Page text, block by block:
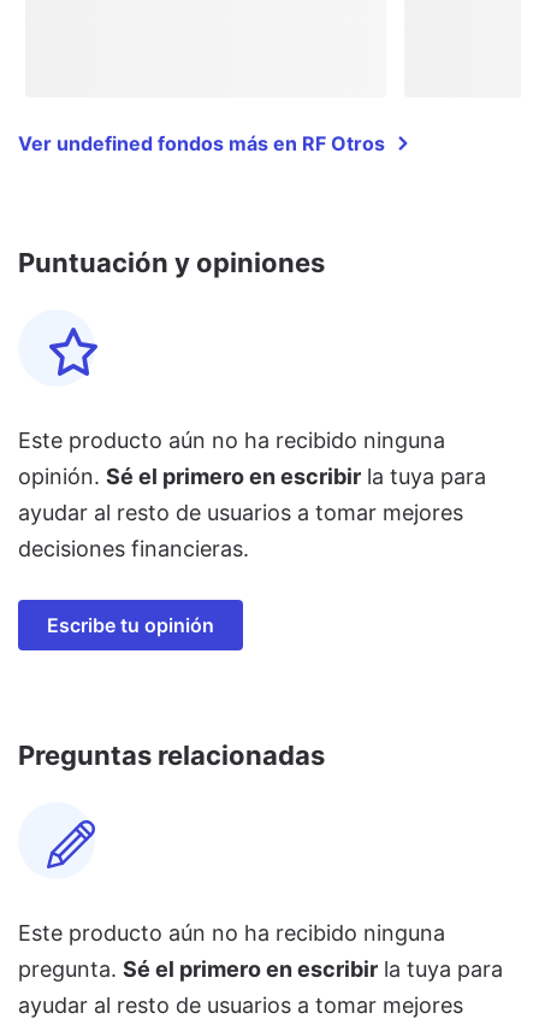
Ver undefined fondos más en RF Otros
Puntuación y opiniones
Este producto aún no ha recibido ninguna
opinión. Sé el primero en escribir la tuya para
ayudar al resto de usuarios a tomar mejores
decisiones financieras.
Escribe tu opinión
Preguntas relacionadas
Este producto aún no ha recibido ninguna
pregunta. Sé el primero en escribir la tuya para
ayudar al resto de usuarios a tomar mejores